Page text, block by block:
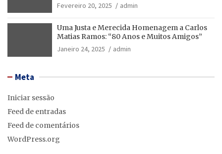
Fevereiro 20, 2025
admin
Uma Justa e Merecida Homenagem a Carlos
Matias Ramos: “80 Anos e Muitos Amigos”
Janeiro 24, 2025
admin
Meta
Iniciar sessão
Feed de entradas
Feed de comentários
WordPress.org